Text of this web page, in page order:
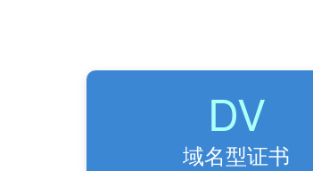
DV
域名型证书